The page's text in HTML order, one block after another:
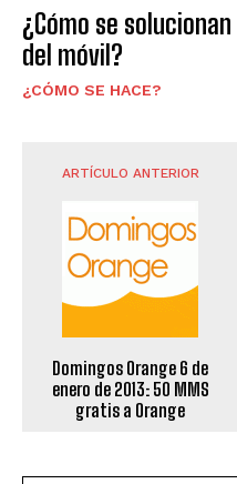
¿Cómo se
del móvil?
¿CÓMO SE HACE?
ARTÍCULO ANTERIOR
Domingos Orange 6 de
enero de 2013: 50 MMS
gratis a Orange